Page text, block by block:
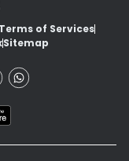
Terms of Services
Sitemap